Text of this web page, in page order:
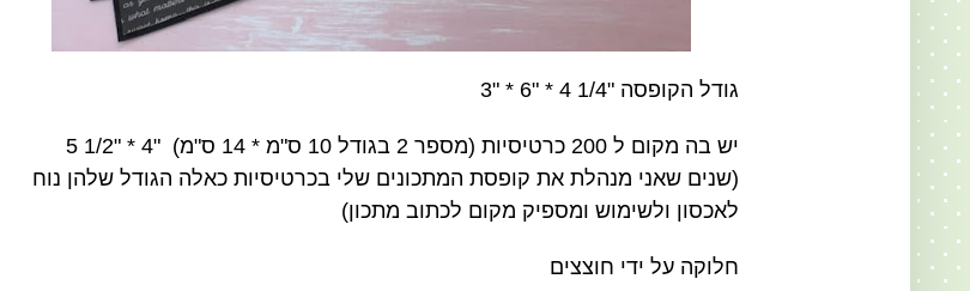
גודל הקופסה "1/4 4 * "6 * "3
(שנים שאני מנהלת את קופסת המתכונים שלי בכרטיסיות כאלה הגודל שלהן נוח
לאכסון ולשימוש ומספיק מקום לכתוב מתכון)
חלוקה על ידי חוצצים